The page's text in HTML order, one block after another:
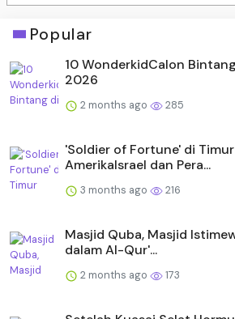
Popular
10 WonderkidCalon
2026
2 months ago 285
'Soldier of Fortune' di
AmerikaIsrael dan Pera...
3 months ago 216
Masjid Quba, Masjid
dalam Al-Qur'...
2 months ago 173